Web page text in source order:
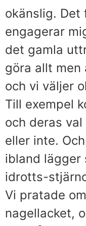
okänslig. Det
engagerar
det gamla
göra allt men
och vi väljer
Till exempel
och deras
eller inte.
ibland lägger
idrotts-
Vi pratade
nagellacket,